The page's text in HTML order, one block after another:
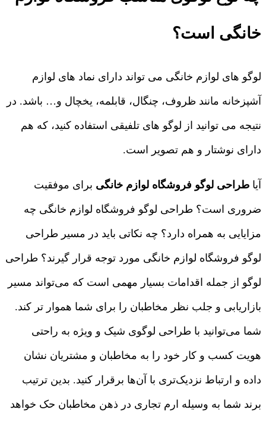
خانگی است؟
لوگو های لوازم خانگی می تواند دارای نماد های لوازم
آشپزخانه مانند ظروف، چنگال، قابلمه، یخچال و… باشد. در
نتیجه می توانید از لوگو های تلفیقی استفاده کنید، که هم
دارای نوشتار و هم تصویر است.
آیا طراحی لوگو فروشگاه لوازم خانگی برای موفقیت
ضروری است؟ طراحی لوگو فروشگاه لوازم خانگی چه
مزایایی به همراه دارد؟ چه نکاتی باید در مسیر طراحی
لوگو فروشگاه لوازم خانگی مورد توجه قرار گیرند؟ طراحی
لوگو از جمله اقدامات بسیار مهمی است که می‌تواند مسیر
بازاریابی و جلب نظر مخاطبان را برای شما هموار تر کند.
شما می‌توانید با طراحی لوگوی شیک و ویژه به راحتی
هویت کسب و کار خود را به مخاطبان و مشتریان نشان
داده و ارتباط نزدیک‌تری با آن‌ها برقرار کنید. بدین ترتیب
برند شما به وسیله ارم تجاری در ذهن مخاطبان حک خواهد